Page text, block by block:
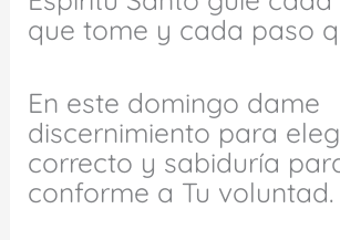
que tome y cada paso
En este domingo dame
discernimiento para
correcto y sabiduría
conforme a Tu voluntad.